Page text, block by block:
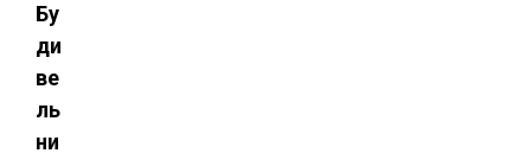
Бу
ди
ве
ль
ни